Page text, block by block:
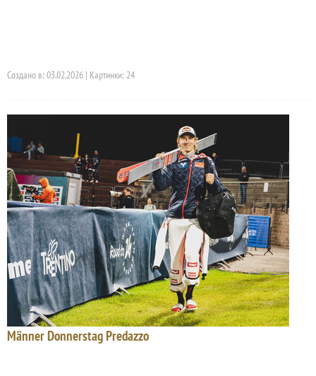
Создано в: 03.02.2026 | Картинки: 24
Männer Donnerstag Predazzo